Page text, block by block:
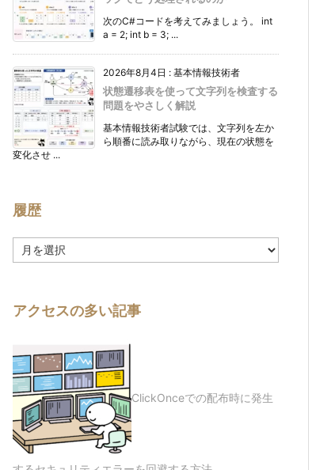
次のC#コードを考えてみましょう。 int
a = 2; int b = 3; ...
2026年8月4日 : 基本情報技術者
状態遷移表を使って文字列を検査する
問題をやさしく解説
基本情報技術者試験では、文字列を左か
ら順番に読み取りながら、現在の状態を
変化させ ...
履歴
歴
アクセスの多い記事
ClickOnceでの配布時に発生